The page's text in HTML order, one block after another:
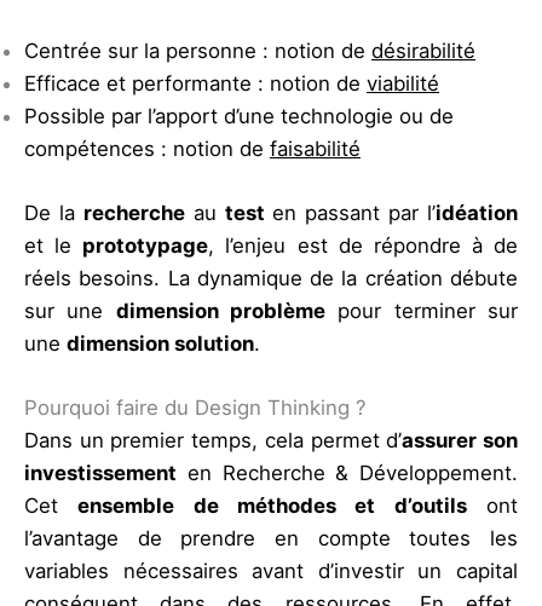
Centrée sur la personne : notion de désirabilité
Efficace et performante : notion de viabilité
Possible par l’apport d’une technologie ou de
compétences : notion de faisabilité
De la rechercheau test en passant par l’idéation
et le prototypage, l’enjeu est de répondre à de
réels besoins. La dynamique de la création débute
sur une dimension problème pour terminer sur
une dimension solution.
Pourquoi faire du Design Thinking ?
Dans un premier temps, cela permet d’assurer son
investissement en Recherche & Développement.
Cetensemble de méthodes et d’outilsont
l’avantage de prendre en compte toutes les
variables nécessaires avant d’investir un capital